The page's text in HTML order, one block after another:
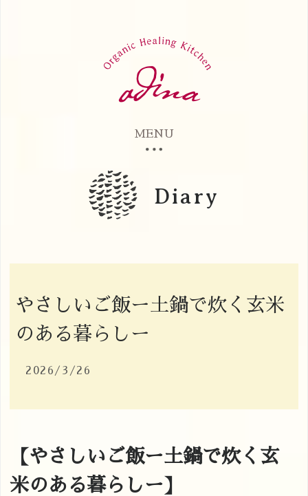
MENU
Diary
やさしいご飯ー土鍋で炊く玄米
のある暮らしー
2026/3/26
【やさしいご飯ー土鍋で炊く玄
米のある暮らしー】